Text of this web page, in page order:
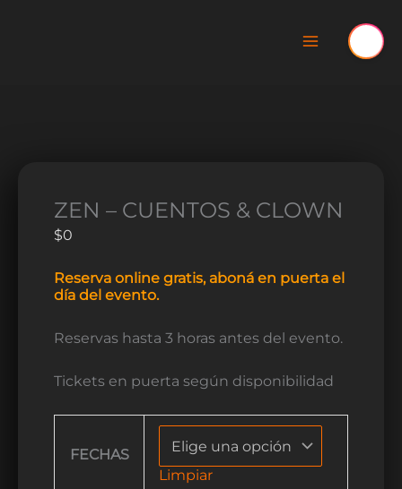
ZEN – CUENTOS & CLOWN
$0
Reserva online gratis, aboná en puerta el
día del evento.
Reservas hasta 3 horas antes del evento.
Tickets en puerta según disponibilidad
FECHAS
Limpiar
&
CLOWN
cantidad
era:
$10.000.
es:
$8.000.
era:
$12.000.
es:
$10.000.
era:
$10.000.
es:
$8.000.
múltiples
variantes.
se
pueden
elegir
la
producto